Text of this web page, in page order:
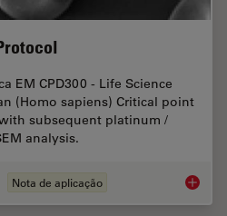
EM CPD300 - Life Science
(Homo sapiens) Critical point
subsequent platinum /
analysis.
Nota de aplicação Human